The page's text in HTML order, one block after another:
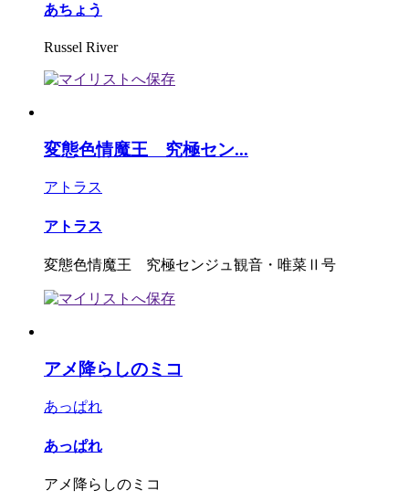
あちょう
Russel River
変態色情魔王 究極セン...
アトラス
アトラス
変態色情魔王 究極センジュ観音・唯菜Ⅱ号
アメ降らしのミコ
あっぱれ
あっぱれ
アメ降らしのミコ